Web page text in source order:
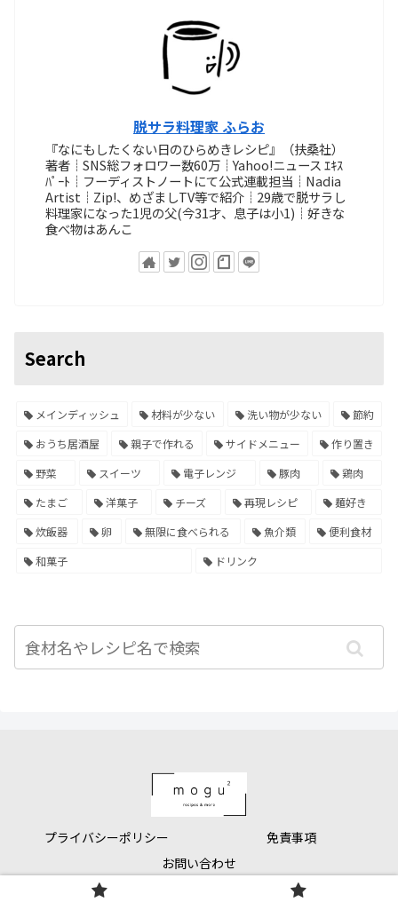
脱サラ料理家 ふらお
『なにもしたくない日のひらめきレシピ』（扶桑社）
著者┊SNS総フォロワー数60万┊Yahoo!ニュース ｴｷｽ
ﾊﾟｰﾄ┊フーディストノートにて公式連載担当┊Nadia
Artist┊Zip!、めざましTV等で紹介┊29歳で脱サラし
料理家になった1児の父(今31才、息子は小1)┊好きな
食べ物はあんこ
Search
メインディッシュ 材料が少ない 洗い物が少ない
節約
おうち居酒屋
親子で作れる サイドメニュー
作り置き
野菜
スイーツ 電子レンジ 豚肉
鶏肉
たまご
洋菓子 チーズ 再現レシピ
麺好き
炊飯器
卵 無限に食べられる 魚介類
便利食材
和菓子
ドリンク
プライバシーポリシー
免責事項
お問い合わせ